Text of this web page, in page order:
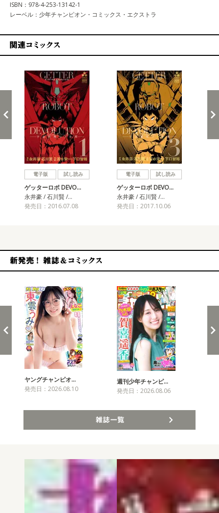
ISBN：978-4-253-13142-1
レーベル：少年チャンピオン・コミックス・エクストラ
電子版 試し読み
ゲッターロボ DEVO…
永井豪 / 石川賢 /…
発売日：2016.07.08
電子版 試し読み
ゲッターロボ DEVO…
永井豪 / 石川賢 /…
発売日：2017.10.06
ヤングチャンピオ…
発売日：2026.08.10
週刊少年チャンピ…
発売日：2026.08.06